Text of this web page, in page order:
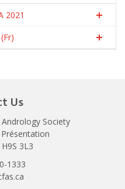
2021
Us
Society
3L3
1333